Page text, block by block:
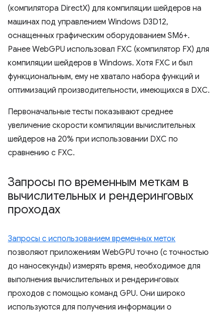
(компилятора DirectX) для компиляции шейдеров на
машинах под управлением Windows D3D12,
оснащенных графическим оборудованием SM6+.
Ранее WebGPU использовал FXC (компилятор FX) для
компиляции шейдеров в Windows. Хотя FXC и был
функциональным, ему не хватало набора функций и
оптимизаций производительности, имеющихся в DXC.
Первоначальные тесты показывают среднее
увеличение скорости компиляции вычислительных
шейдеров на 20% при использовании DXC по
сравнению с FXC.
Запросы по временным меткам в
вычислительных и рендеринговых
проходах
Запросы с использованием временных меток
позволяют приложениям WebGPU точно (с точностью
до наносекунды) измерять время, необходимое для
выполнения вычислительных и рендеринговых
проходов с помощью команд GPU. Они широко
используются для получения информации о